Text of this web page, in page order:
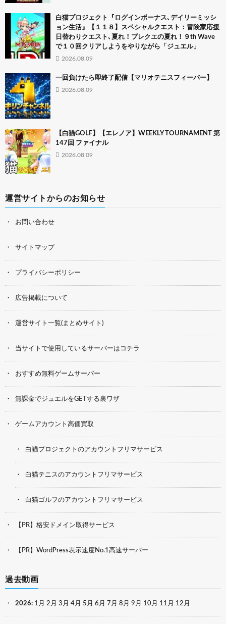
白猫プロジェクト『ログインボーナス､デイリーミッシ
ョン生活』【１１８】スペシャルクエスト：冒険家応援
日替わりクエスト､夏れ！プレクエの夏れ！９th Wave
で１０回クリアしようをやりながら「ジュエル」
2026.08.09
一回負けたら即終了配信【マリオテニスフィーバー】
2026.08.09
【白猫GOLF】【エレノア】WEEKLY TOURNAMENT 第
147回 ファイナル
2026.08.09
運営サイトからのお知らせ
お問い合わせ
サイトマップ
プライバシーポリシー
広告掲載について
運営サイト一覧(まとめサイト)
当サイトで使用しているサーバーはコチラ
おすすめ無料ゲームサーバー
無課金でジュエルをGETする裏ワザ
ゲームアカウント高価買取
白猫プロジェクトのアカウントフリマサービス
白猫テニスのアカウントフリマサービス
白猫ゴルフのアカウントフリマサービス
【PR】格安ドメイン取得サービス
【PR】WordPress表示速度No.1高速サーバー
過去動画
2026: 1月 2月 3月 4月 5月 6月 7月 8月 9月 10月 11月 12月